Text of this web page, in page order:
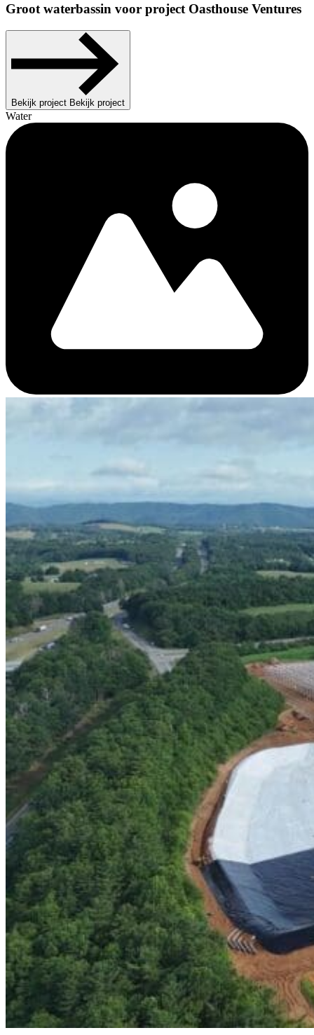
Groot waterbassin voor project Oasthouse Ventures
Bekijk project Bekijk project
Water